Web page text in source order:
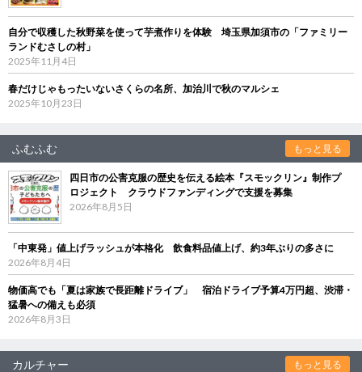
自分で収穫した秋野菜を使って芋煮作りを体験 埼玉県加須市の「ファミリー
ランドむさしの村」
2025年11月4日
春だけじゃもったいないさくらの名所、加治川で秋のマルシェ
2025年10月23日
ふむふむ もっと見る
四日市の公害克服の歴史を伝える絵本『スモックリン』制作プ
ロジェクト クラウドファンディングで支援を募集
2026年8月5日
「中東発」値上げラッシュが本格化 飲食料品値上げ、約3年ぶりの多さに
2026年8月4日
物価高でも「夏は家族で長距離ドライブ」 宿泊ドライブ予算4万円超、渋滞・
猛暑への備えも必須
2026年8月3日
カルチャー もっと見る